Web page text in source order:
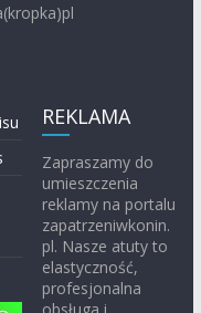
REKLAMA
Zapraszamy do
umieszczenia
reklamy na portalu
zapatrzeniwkonin.
pl. Nasze atuty to
elastyczność,
profesjonalna